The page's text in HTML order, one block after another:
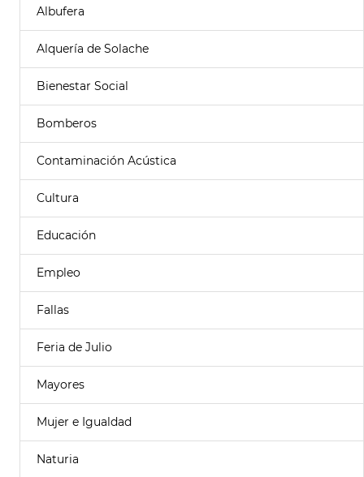
Albufera
Alquería de Solache
Bienestar Social
Bomberos
Contaminación Acústica
Cultura
Educación
Empleo
Fallas
Feria de Julio
Mayores
Mujer e Igualdad
Naturia